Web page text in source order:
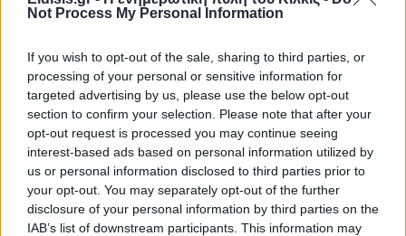
Not Process My Personal Information
If you wish to opt-out of the sale, sharing to third parties, or
processing of your personal or sensitive information for
targeted advertising by us, please use the below opt-out
section to confirm your selection. Please note that after your
opt-out request is processed you may continue seeing
interest-based ads based on personal information utilized by
us or personal information disclosed to third parties prior to
your opt-out. You may separately opt-out of the further
disclosure of your personal information by third parties on the
IAB’s list of downstream participants. This information may